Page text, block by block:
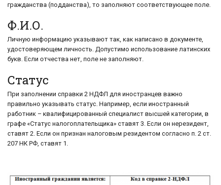
гражданства (подданства), то заполняют соответствующее поле.
Ф.И.О.
Личную информацию указывают так, как написано в документе,
удостоверяющем личность. Допустимо использование латинских
букв. Если отчества нет, поле не заполняют.
Статус
При заполнении справки 2 НДФЛ для иностранцев важно
правильно указывать статус. Например, если иностранный
работник – квалифицированный специалист высшей категории, в
графе «Статус налогоплательщика» ставят 3. Если он нерезидент,
ставят 2. Если он признан налоговым резидентом согласно п. 2 ст.
207 НК РФ, ставят 1.